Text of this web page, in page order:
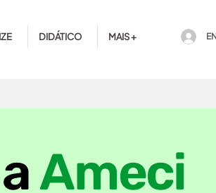
DIDÁTICO MAIS +